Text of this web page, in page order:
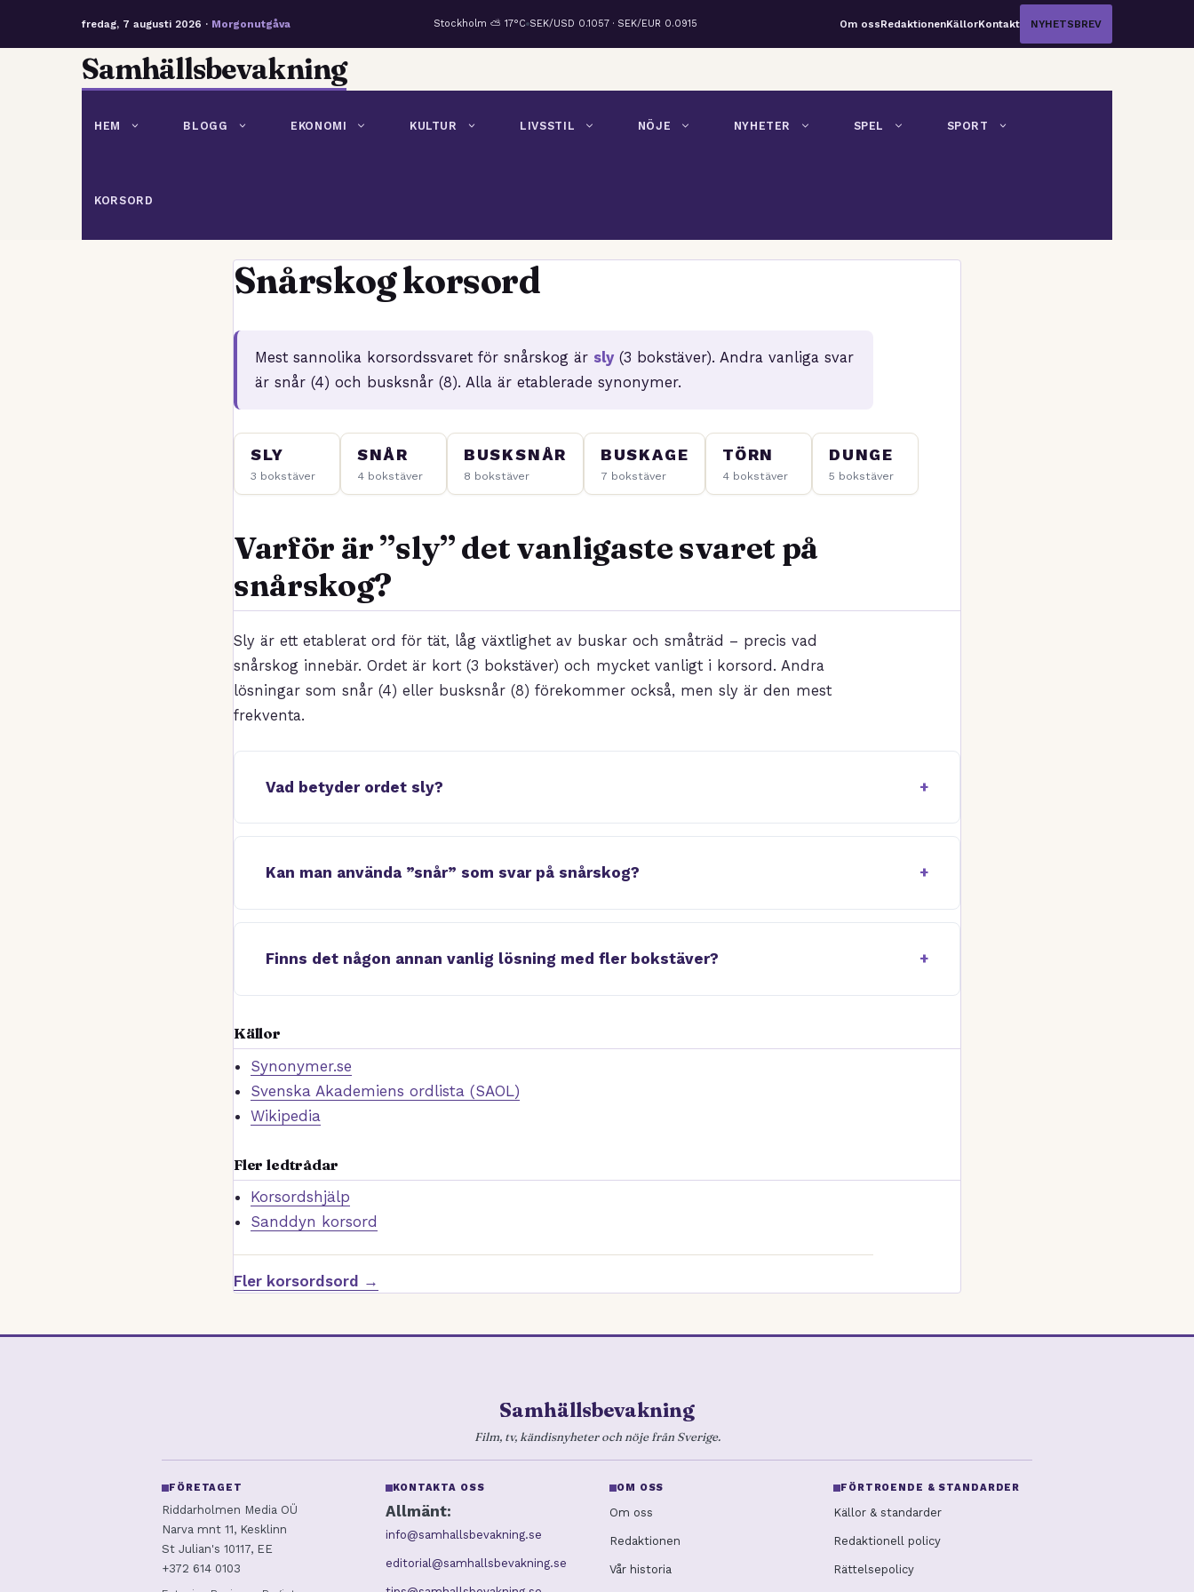
fredag, 7 augusti 2026 · Morgonutgåva Stockholm ⛅ 17°C SEK/USD 0.1057 · SEK/EUR 0.0915 Om ossRedaktionenKällorKontakt NYHETSBREV
Samhällsbevakning
HEM BLOGG EKONOMI KULTUR LIVSSTIL NÖJE NYHETER SPEL SPORT
KORSORD
Snårskog korsord
Mest sannolika korsordssvaret för snårskog är sly(3 bokstäver). Andra vanliga svar
är snår (4) och busksnår (8). Alla är etablerade synonymer.
SLY
3 bokstäver
SNÅR
4 bokstäver
BUSKSNÅR
8 bokstäver
BUSKAGE
7 bokstäver
TÖRN
4 bokstäver
DUNGE
5 bokstäver
Varför är ”sly” det vanligaste svaret på
snårskog?
Sly är ett etablerat ord för tät, låg växtlighet av buskar och småträd – precis vad
snårskog innebär. Ordet är kort (3 bokstäver) och mycket vanligt i korsord. Andra
lösningar som snår (4) eller busksnår (8) förekommer också, men sly är den mest
frekventa.
Vad betyder ordet sly?
Kan man använda ”snår” som svar på snårskog?
Finns det någon annan vanlig lösning med fler bokstäver?
Källor
Synonymer.se
Svenska Akademiens ordlista (SAOL)
Wikipedia
Fler ledtrådar
Korsordshjälp
Sanddyn korsord
Fler korsordsord →
Samhällsbevakning
Film, tv, kändisnyheter och nöje från Sverige.
FÖRETAGET
Riddarholmen Media OÜ
Narva mnt 11, Kesklinn
St Julian's 10117, EE
+372 614 0103
KONTAKTA OSS
Allmänt:
info@samhallsbevakning.se
editorial@samhallsbevakning.se
OM OSS
Om oss
Redaktionen
Vår historia
FÖRTROENDE & STANDARDER
Källor & standarder
Redaktionell policy
Rättelsepolicy